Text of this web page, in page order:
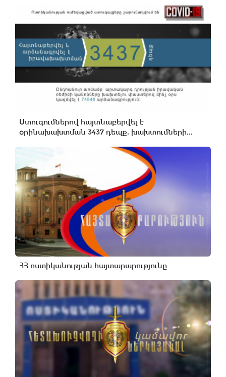
Ստուգումներով հայտնաբերվել է
օրինախախտման 3437 դեպք, խախտումների...
ՀՀ ոստիկանության հայտարարությունը